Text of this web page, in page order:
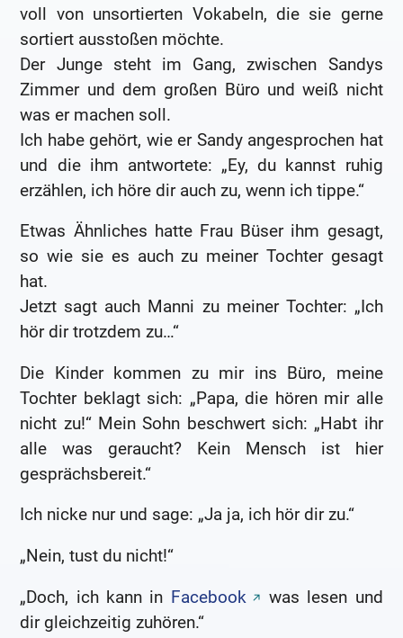
voll von unsortierten Vokabeln, die sie gerne
sortiert ausstoßen möchte.
Der Junge steht im Gang, zwischen Sandys
Zimmer und dem großen Büro und weiß nicht
was er machen soll.
Ich habe gehört, wie er Sandy angesprochen hat
und die ihm antwortete: „Ey, du kannst ruhig
erzählen, ich höre dir auch zu, wenn ich tippe.“
Etwas Ähnliches hatte Frau Büser ihm gesagt,
so wie sie es auch zu meiner Tochter gesagt
hat.
Jetzt sagt auch Manni zu meiner Tochter: „Ich
hör dir trotzdem zu…“
Die Kinder kommen zu mir ins Büro, meine
Tochter beklagt sich: „Papa, die hören mir alle
nicht zu!“ Mein Sohn beschwert sich: „Habt ihr
alle was geraucht? Kein Mensch ist hier
gesprächsbereit.“
Ich nicke nur und sage: „Ja ja, ich hör dir zu.“
„Nein, tust du nicht!“
„Doch, ich kann in Facebook
was lesen und
dir gleichzeitig zuhören.“